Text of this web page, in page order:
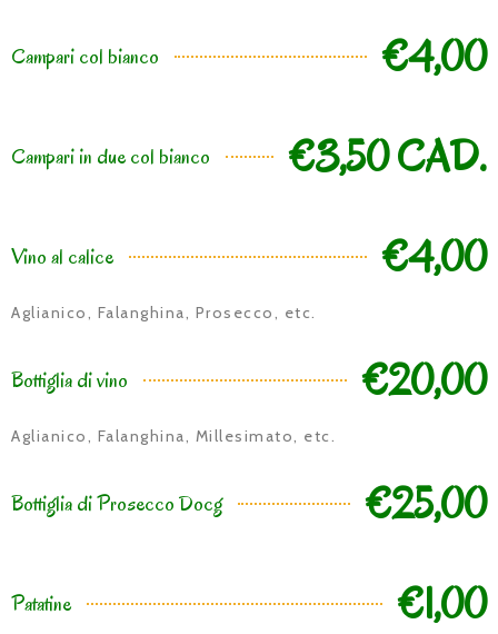
Campari col bianco €4,00
Campari in due col bianco €3,50 CAD.
Vino al calice €4,00
Aglianico, Falanghina, Prosecco, etc.
Bottiglia di vino €20,00
Aglianico, Falanghina, Millesimato, etc.
Bottiglia di Prosecco Docg €25,00
Patatine
€1,00